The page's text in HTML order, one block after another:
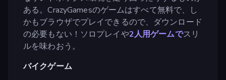
ある。CrazyGamesのゲームはすべて無料で、し
かもブラウザでプレイできるので、ダウンロード
の必要もない！ソロプレイや2人用ゲームでスリ
ルを味わおう。
バイクゲーム